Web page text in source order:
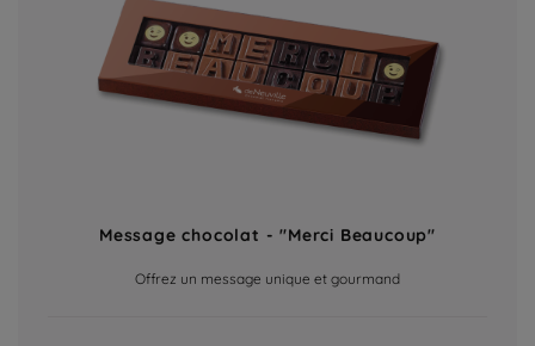
Message chocolat - "Merci Beaucoup"
Offrez un message unique et gourmand